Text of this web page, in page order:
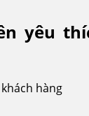
yêu
hàng